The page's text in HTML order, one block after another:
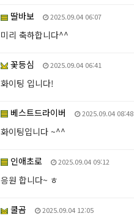
딸바보 2025.09.04 06:07
미리 축하합니다^^
꽃등심 2025.09.04 06:41
화이팅 입니다!
베스트드라이버 2025.09.04 08:48
화이팅입니다 ~^^
인애초로 2025.09.04 09:12
응원 합니다~ ㅎ
쿨곰 2025.09.04 12:05